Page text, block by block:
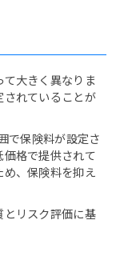
大きく異なりま
されていることが
で保険料が設定さ
格で提供されて
、保険料を抑え
とリスク評価に基